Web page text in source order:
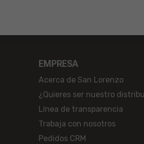
EMPRESA
Acerca de San Lorenzo
¿Quieres ser nuestro
Línea de transparencia
Trabaja con nosotros
Pedidos CRM